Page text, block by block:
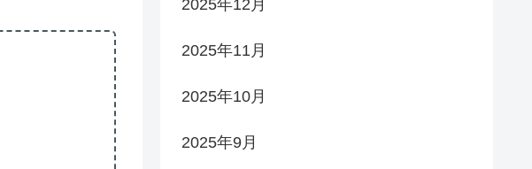
2025年12月
2025年11月
2025年10月
2025年9月